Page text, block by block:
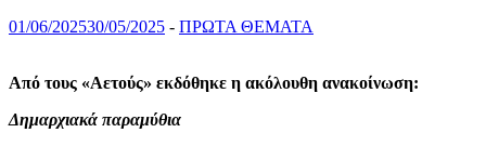
01/06/202530/05/2025 - ΠΡΩΤΑ ΘΕΜΑΤΑ
Από τους «Αετούς» εκδόθηκε η ακόλουθη ανακοίνωση:
Δημαρχιακά παραμύθια